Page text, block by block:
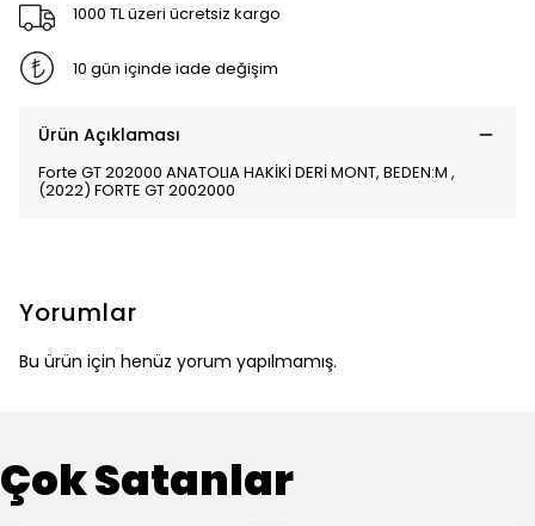
1000 TL üzeri ücretsiz kargo
10 gün içinde iade değişim
Ürün Açıklaması
Forte GT 202000 ANATOLIA HAKİKİ DERİ MONT, BEDEN:M ,
(2022) FORTE GT 2002000
Yorumlar
Bu ürün için henüz yorum yapılmamış.
Çok Satanlar